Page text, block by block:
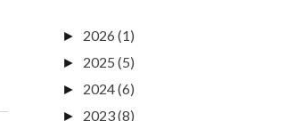
► 2026 (1)
► 2025 (5)
► 2024(6)
► 2023(8)